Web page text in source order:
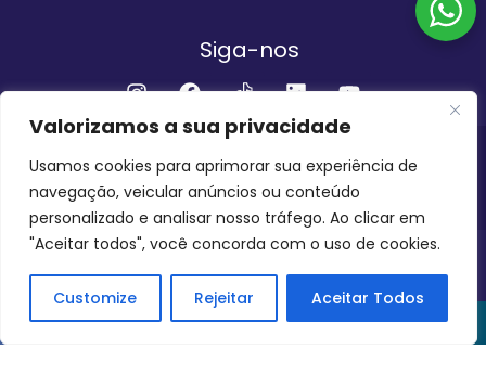
Valorizamos a sua privacidade
Usamos cookies para aprimorar sua experiência de
navegação, veicular anúncios ou conteúdo
personalizado e analisar nosso tráfego. Ao clicar em
"Aceitar todos", você concorda com o uso de cookies.
Customize Rejeitar Aceitar Todos
Siga-nos
Institucional
QUEM SOMOS FALE CONOSCO
INVEST AMAZÔNIA BRASIL
COPYRIGHT 2024 - 2026